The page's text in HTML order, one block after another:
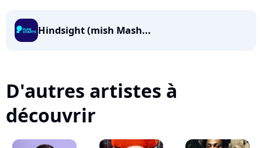
Hindsight (mish Mash...
D'autres artistes à
découvrir